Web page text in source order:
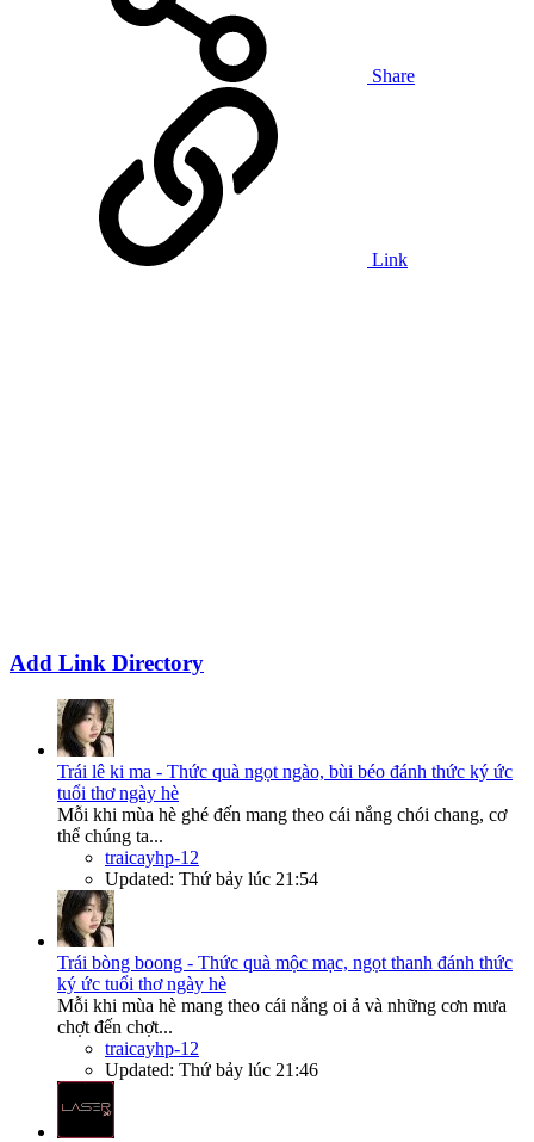
Share
Link
Add Link Directory
Trái lê ki ma - Thức quà ngọt ngào, bùi béo đánh thức ký ức
tuổi thơ ngày hè
Mỗi khi mùa hè ghé đến mang theo cái nắng chói chang, cơ
thể chúng ta...
traicayhp-12
Updated: Thứ bảy lúc 21:54
Trái bòng boong - Thức quà mộc mạc, ngọt thanh đánh thức
ký ức tuổi thơ ngày hè
Mỗi khi mùa hè mang theo cái nắng oi ả và những cơn mưa
chợt đến chợt...
traicayhp-12
Updated: Thứ bảy lúc 21:46